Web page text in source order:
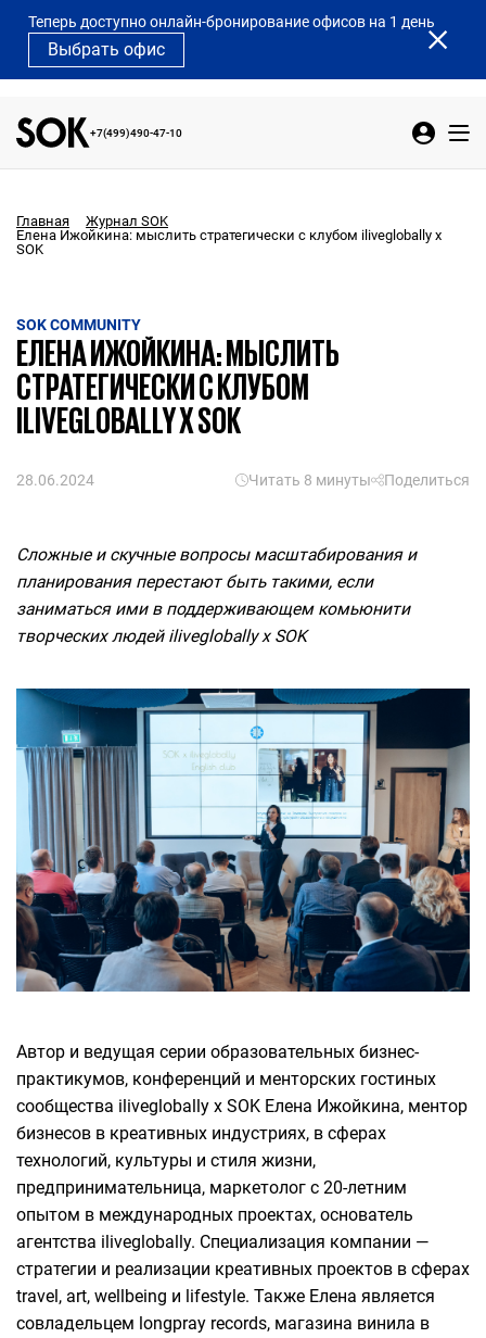
Теперь доступно онлайн-бронирование офисов на 1 день
Выбрать офис
+7(499)490-47-10
Главная
Журнал SOK
Елена Ижойкина: мыслить стратегически с клубом iliveglobally x
SOK
SOK COMMUNITY
ЕЛЕНА ИЖОЙКИНА: МЫСЛИТЬ
СТРАТЕГИЧЕСКИ С КЛУБОМ
ILIVEGLOBALLY X SOK
28.06.2024 Читать 8 минуты Поделиться
Сложные и скучные вопросы масштабирования и
планирования перестают быть такими, если
заниматься ими в поддерживающем комьюнити
творческих людей iliveglobally x SOK
Автор и ведущая серии образовательных бизнес-
практикумов, конференций и менторских гостиных
сообщества iliveglobally x SOK Елена Ижойкина, ментор
бизнесов в креативных индустриях, в сферах
технологий, культуры и стиля жизни,
предпринимательница, маркетолог с 20-летним
опытом в международных проектах, основатель
агентства iliveglobally. Специализация компании —
стратегии и реализации креативных проектов в сферах
travel, art, wellbeing и lifestyle. Также Елена является
совладельцем longpray records, магазина винила в